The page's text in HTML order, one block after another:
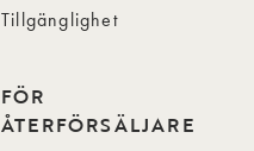
Tillgänglighet
FÖR
ÅTERFÖRSÄLJARE